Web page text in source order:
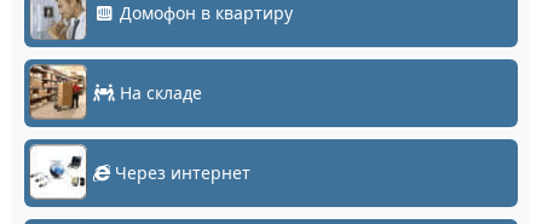
Домофон в квартиру
На складе
Через интернет